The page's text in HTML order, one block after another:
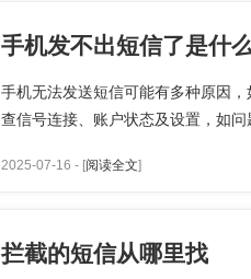
手机发不出短信了是什
手机无法发送短信可能有多种原因
查信号连接、账户状态及设置，如
2025-07-16 - [阅读全文]
拦截的短信从哪里找